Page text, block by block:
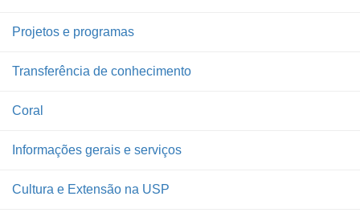
Projetos e programas
Transferência de conhecimento
Coral
Informações gerais e serviços
Cultura e Extensão na USP